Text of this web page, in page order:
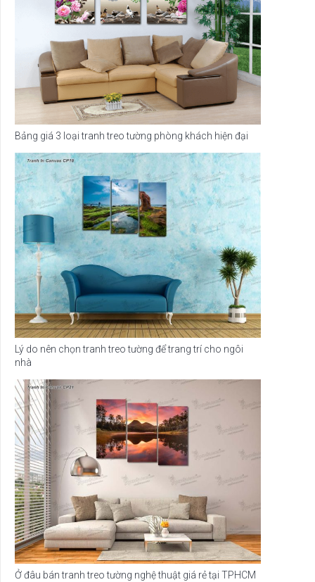
Bảng giá 3 loại tranh treo tường phòng khách hiện đại
Lý do nên chọn tranh treo tường để trang trí cho ngôi
nhà
Ở đâu bán tranh treo tường nghệ thuật giá rẻ tại TPHCM